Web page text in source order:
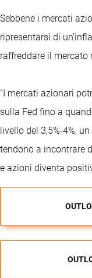
Sebbene i mercati
ripresentarsi di
raffreddare il mercato
“I mercati azionari
sulla Fed fino a
livello del 3,5%-4%,
tendono a incontrare
e azioni diventa